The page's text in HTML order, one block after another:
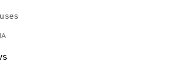
Buscar concesionario